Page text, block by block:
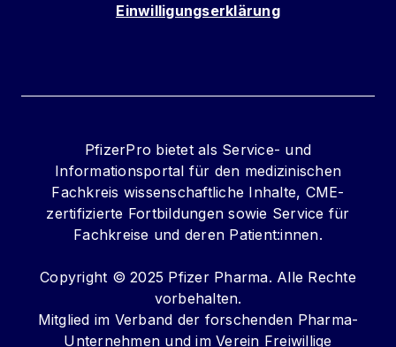
Einwilligungserklärung
PfizerPro bietet als Service- und
Informationsportal für den medizinischen
Fachkreis wissenschaftliche Inhalte, CME-
zertifizierte Fortbildungen sowie Service für
Fachkreise und deren Patient:innen.
Copyright © 2025 Pfizer Pharma. Alle Rechte
vorbehalten.
Mitglied im Verband der forschenden Pharma-
Unternehmen und im Verein Freiwillige